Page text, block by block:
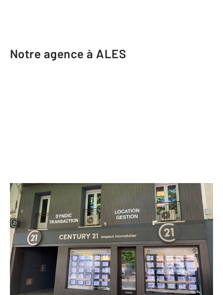
Notre agence à ALES
CENTURY 21 Impact Immobilier
18 avenue du Général de Gaulle
ALES - 30100
Envoyer un message
Téléphoner à l'agence